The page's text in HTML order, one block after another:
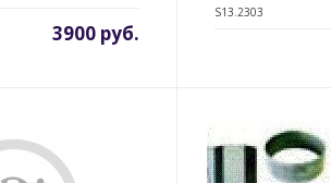
3900 руб.
S13.2303